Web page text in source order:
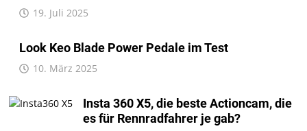
19. Juli 2025
Look Keo Blade Power Pedale im Test
10. März 2025
Insta 360 X5, die beste Actioncam, die
es für Rennradfahrer je gab?